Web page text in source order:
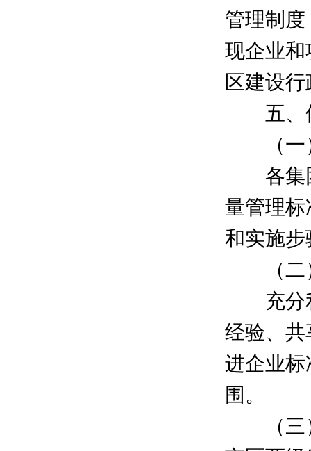
管理制
现企业
区建设
五、
（一）
各集团
量管理
和实施
（二）
充分利
经验、
进企业
围。
（三）